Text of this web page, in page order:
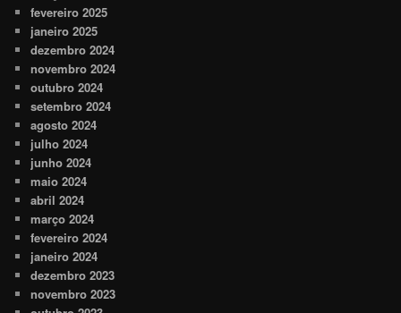
fevereiro 2025
janeiro 2025
dezembro 2024
novembro 2024
outubro 2024
setembro 2024
agosto 2024
julho 2024
junho 2024
maio 2024
abril 2024
março 2024
fevereiro 2024
janeiro 2024
dezembro 2023
novembro 2023